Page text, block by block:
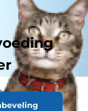
het hebben van
Het beste